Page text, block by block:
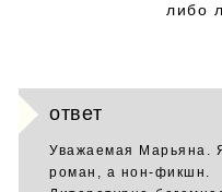
либо
ответ
Уважаемая Марьяна.
роман, а нон-фикшн.